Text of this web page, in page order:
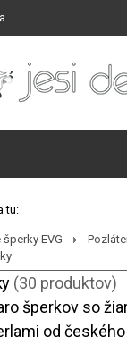
tu:
EVG
(30 produktov)
šperkov so
od